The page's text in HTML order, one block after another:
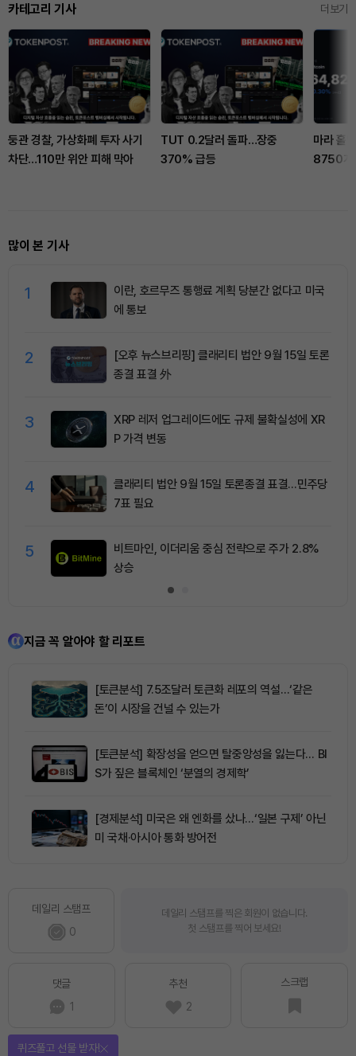
카테고리 기사 더보기
둥관 경찰, 가상화폐 투자 사기
차단…110만 위안 피해 막아
TUT 0.2달러 돌파…장중
370% 급등
마라 홀
8750개
많이 본 기사
1
이란, 호르무즈 통행료 계획 당분간 없다고 미국
에 통보
2
[오후 뉴스브리핑] 클래리티 법안 9월 15일 토론
종결 표결 外
3
XRP 레저 업그레이드에도 규제 불확실성에 XR
P 가격 변동
4
클래리티 법안 9월 15일 토론종결 표결…민주당
7표 필요
5
비트마인, 이더리움 중심 전략으로 주가 2.8%
상승
지금 꼭 알아야 할 리포트
[토큰분석] 7.5조달러 토큰화 레포의 역설…‘같은
돈’이 시장을 건널 수 있는가
[토큰분석] 확장성을 얻으면 탈중앙성을 잃는다… BI
S가 짚은 블록체인 ‘분열의 경제학’
[경제분석] 미국은 왜 엔화를 샀나…‘일본 구제’ 아닌
미 국채·아시아 통화 방어전
데일리 스탬프
0
데일리 스탬프를 찍은 회원이 없습니다.
첫 스탬프를 찍어 보세요!
댓글
1
추천
2
스크랩
퀴즈풀고 선물 받자!